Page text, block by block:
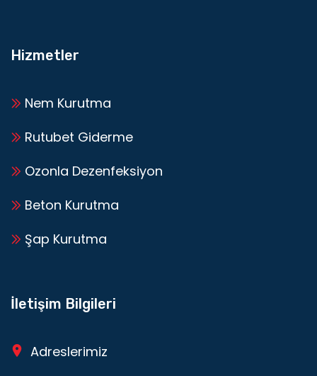
Hizmetler
Nem Kurutma
Rutubet Giderme
Ozonla Dezenfeksiyon
Beton Kurutma
Şap Kurutma
İletişim Bilgileri
Adreslerimiz